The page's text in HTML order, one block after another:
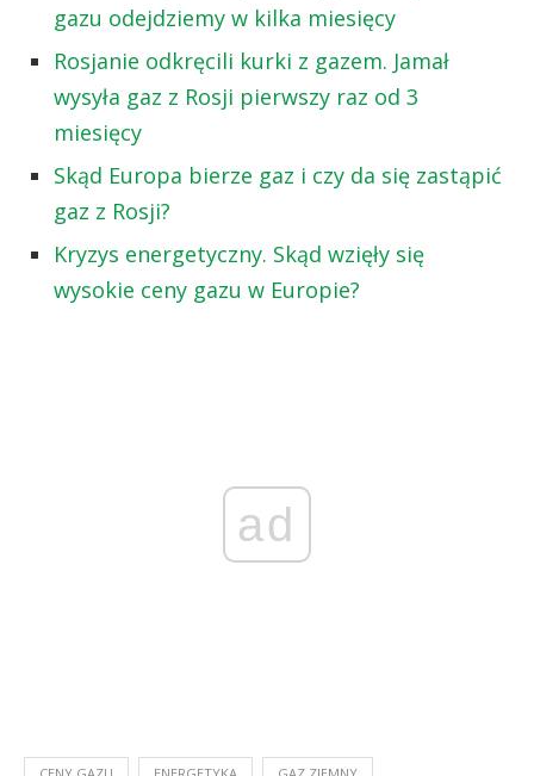
gazu odejdziemy w kilka miesięcy
Rosjanie odkręcili kurki z gazem. Jamał
wysyła gaz z Rosji pierwszy raz od 3
miesięcy
Skąd Europa bierze gaz i czy da się zastąpić
gaz z Rosji?
Kryzys energetyczny. Skąd wzięły się
wysokie ceny gazu w Europie?
ad
CENY GAZU ENERGETYKA GAZ ZIEMNY